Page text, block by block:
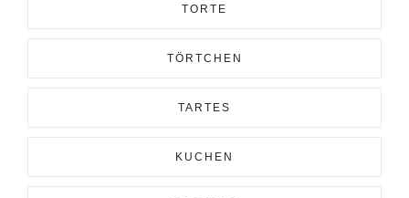
TORTE
TÖRTCHEN
TARTES
KUCHEN